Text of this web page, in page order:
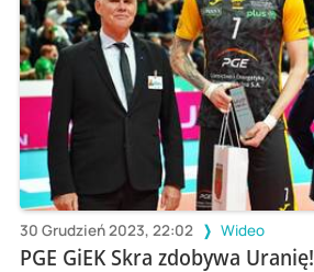
30 Grudzień 2023, 22:02 Wideo
PGE GiEK Skra zdobywa Uranię!